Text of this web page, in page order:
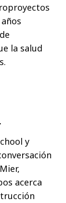
la salud
y
acerca